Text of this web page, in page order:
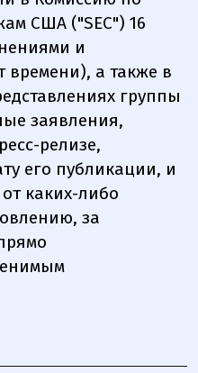
США ("SEC") 16
и
времени), а также в
группы
заявления,
релизе,
его публикации, и
каких-либо
за